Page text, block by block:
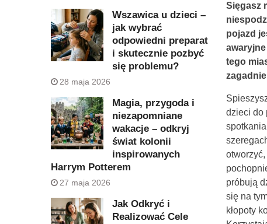
Sięgasz
pojazd
tego
dzieci do
otworzyć,
próbują
się na
kłopoty
Wszawica u dzieci –
jak wybrać
odpowiedni preparat
i skutecznie pozbyć
się problemu?
28 maja 2026
Magia, przygoda i
niezapomniane
wakacje – odkryj
świat kolonii
inspirowanych
Harrym Potterem
27 maja 2026
Jak Odkryć i
Realizować Cele